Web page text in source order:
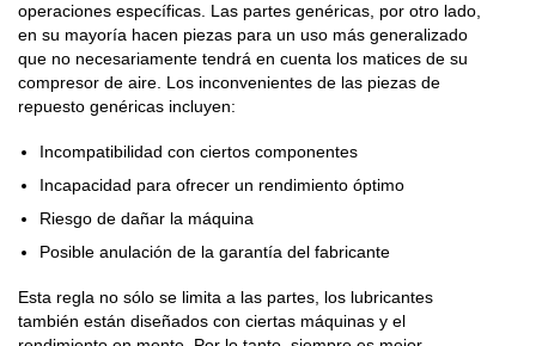
operaciones específicas. Las partes genéricas, por otro lado,
en su mayoría hacen piezas para un uso más generalizado
que no necesariamente tendrá en cuenta los matices de su
compresor de aire. Los inconvenientes de las piezas de
repuesto genéricas incluyen:
Incompatibilidad con ciertos componentes
Incapacidad para ofrecer un rendimiento óptimo
Riesgo de dañar la máquina
Posible anulación de la garantía del fabricante
Esta regla no sólo se limita a las partes, los lubricantes
también están diseñados con ciertas máquinas y el